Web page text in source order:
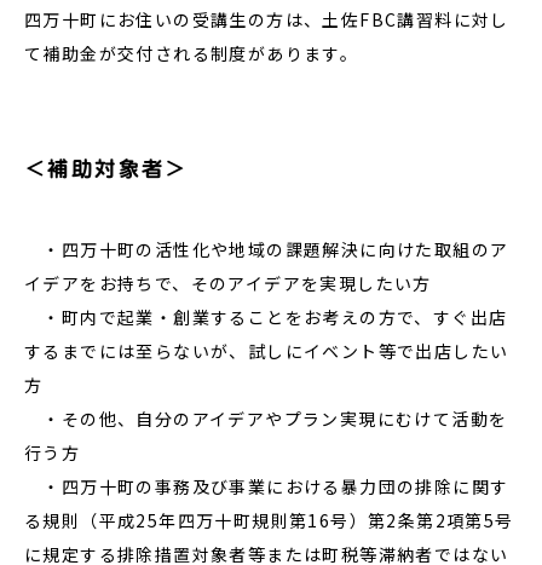
四万十町にお住いの受講生の方は、土佐FBC講習料に対し
て補助金が交付される制度があります。
＜補助対象者＞
・四万十町の活性化や地域の課題解決に向けた取組のア
イデアをお持ちで、そのアイデアを実現したい方
・町内で起業・創業することをお考えの方で、すぐ出店
するまでには至らないが、試しにイベント等で出店したい
方
・その他、自分のアイデアやプラン実現にむけて活動を
行う方
・四万十町の事務及び事業における暴力団の排除に関す
る規則（平成25年四万十町規則第16号）第2条第2項第5号
に規定する排除措置対象者等または町税等滞納者ではない